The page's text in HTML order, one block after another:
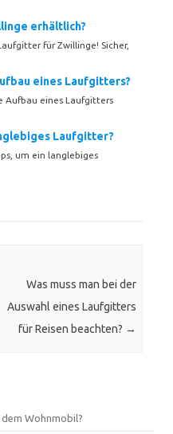
erhältlich?
für Zwillinge! Sicher,
eines Laufgitters?
Aufbau eines Laufgitters
Laufgitter?
um ein langlebiges
Was muss man bei der
Auswahl eines Laufgitters
für Reisen beachten? →
Wohnmobil?